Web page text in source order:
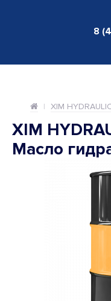
8
XIM
XIM
Масло